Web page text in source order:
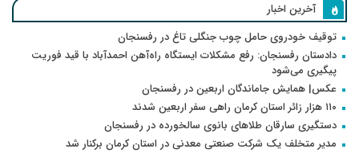
آخرین اخبار
توقیف خودروی حامل چوب جنگلی تاغ در رفسنجان
دادستان رفسنجان: رفع مشکلات ایستگاه راه‌آهن احمدآباد با قید فوریت
پیگیری می‌شود
عکس| همایش جاماندگان اربعین در رفسنجان
۱۱۰ هزار زائر استان کرمان راهی سفر اربعین شدند
دستگیری سارقان طلاهای بانوی سالخورده در رفسنجان
مدیر متخلف یک شرکت صنعتی معدنی در استان کرمان برکنار شد